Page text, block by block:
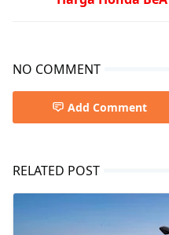
NO COMMENT
Add Comment
RELATED POST